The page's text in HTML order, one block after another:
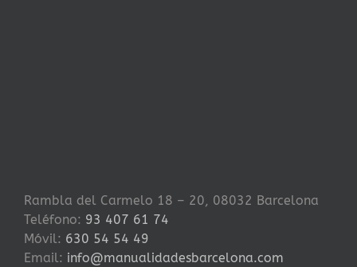
Rambla del Carmelo 18 – 20, 08032 Barcelona
Teléfono: 93 407 61 74
Móvil: 630 54 54 49
Email: info@manualidadesbarcelona.com